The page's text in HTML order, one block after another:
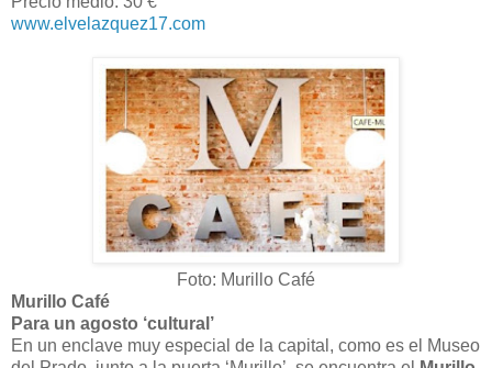
www.elvelazquez17.com
Foto: Murillo Café
Murillo Café
Para un agosto ‘cultural’
En un enclave muy especial de la capital, como es el Museo